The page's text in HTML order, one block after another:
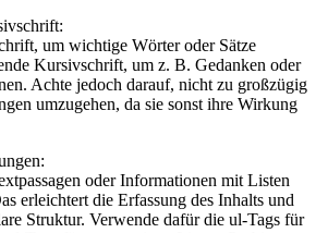
um wichtige Wörter oder Sätze
⁤Kursivschrift, um z.‌ B. Gedanken oder
Achte jedoch darauf, nicht zu großzügig
umzugehen, da sie sonst ihre Wirkung
oder Informationen mit Listen
erleichtert‍ die Erfassung des Inhalts und
Struktur. Verwende dafür die ul-Tags für